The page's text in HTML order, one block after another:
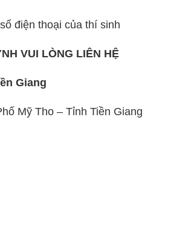
điện thoại của thí sinh
VUI LÒNG LIÊN HỆ
Giang
Mỹ Tho – Tỉnh Tiền Giang